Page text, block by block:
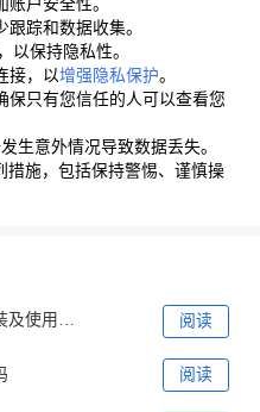
户安全性。
跟踪和数据收集。
以保持隐私性。
接，以增强隐私保护。
保只有您信任的人可以查看您
生意外情况导致数据丢失。
措施，包括保持警惕、谨慎操
谷歌浏览器网页快照插件安装及使用方法分享 阅读
阅读